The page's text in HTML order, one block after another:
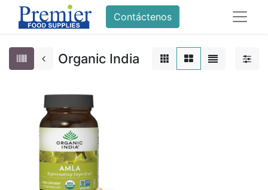
Contáctenos
Organic India